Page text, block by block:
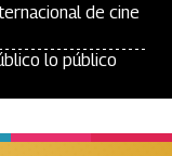
de cine
lo público